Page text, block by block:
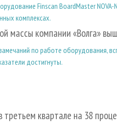
Finscan BoardMaster
комплексах.
массы компании «Волга»
по работе оборудования,
достигнуты.
третьем квартале на 38